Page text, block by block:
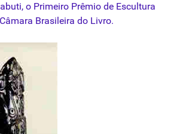
o Primeiro Prêmio de Escultura
Brasileira do Livro.